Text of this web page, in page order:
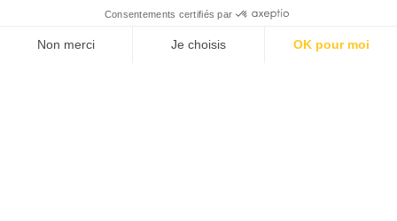
Consentements certifiés par
Non merci Je choisis OK pour moi
★★★★★